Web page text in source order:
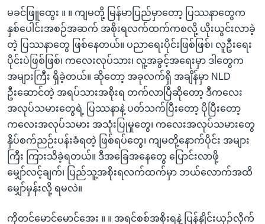
မခင်ဖြူထွေး ။ ။ ကျမတို့ မြန်မာပြည်မှာတော့ ပြဿနာတွေက
နှစ်ပေါင်းအစဉ်အဆက် အစိုးရလက်ထက်ကစလို့ ယိုးယွင်းလာခဲ့
တဲ့ ပြဿနာတွေ ဖြစ်နေတယ်။ ပညာရေးပိုင်းဖြစ်ဖြစ်၊ လူဦးရေး
ပိုင်းပဲဖြစ်ဖြစ်၊ ကလေးလုပ်သား၊ လူ့အခွင့်အရေးမှာ ဒါတွေက
အများကြီး ရှိခဲ့တယ်။ ဆိုတော့ အခုလက်ရှိ အချိန်မှာ NLD
ဦးဆောင်တဲ့ အရပ်သားအစိုးရ တက်လာပြီဆိုတော့ ဒီကလေး
အလုပ်သမားတွေရဲ့ ပြဿနာနဲ့ ပတ်သက်ပြီးတော့ ပိုပြီးတော့
ကလေးအလုပ်သမား အသုံးပြုမှုတွေ၊ ကလေးအလုပ်သမားတွေ
နှိပ်စက်ညဉ်းပန်းခံရတဲ့ ဖြစ်ရပ်တွေ၊ ကျမတို့နောက်ပိုင်း အများ
ကြီး ကြားသိခဲ့ရတယ်။ ဒီအခြေအနေတွေ ပြောင်းလာဖို့
မျှော်လင့်ချက်၊ ပြည်သူ့အစိုးရလက်ထက်မှာ ဘယ်လောက်အထိ
မျှော်မှန်းလို့ ရမလဲ။
ကိုတင်မောင်မောင်အေး ။ ။ အရင်စစ်အစိုးရနဲ့ ပြန်နှိုင်းယှဉ်လိုက်